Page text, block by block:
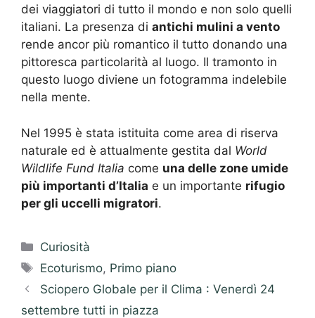
dei viaggiatori di tutto il mondo e non solo quelli
italiani. La presenza di antichi mulini a vento
rende ancor più romantico il tutto donando una
pittoresca particolarità al luogo. Il tramonto in
questo luogo diviene un fotogramma indelebile
nella mente.
Nel 1995 è stata istituita come area di riserva
naturale ed è attualmente gestita dal World
Wildlife Fund Italia come una delle zone umide
più importanti d’Italia e un importante rifugio
per gli uccelli migratori.
Categorie
Curiosità
Tag
Ecoturismo, Primo piano
Sciopero Globale per il Clima : Venerdì 24
settembre tutti in piazza